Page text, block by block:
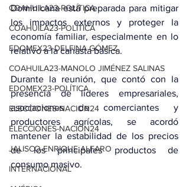
COAHUILA23-POLÍTICA
COAHUILA23-POLÍTICA
EDOMEX23-DELFINA GÓMEZ
COAHUILA23-MANOLO JIMÉNEZ SALINAS
EDOMEX23-POLÍTICA
ELECCIONES-NACION24
ELECCIONES-NACION24
JALISCO-ENRIQUE ALFARO
INTERNACIONAL
Dominicana está preparada para mitigar
los impactos externos y proteger la
economía familiar, especialmente en lo
relativo a la canasta básica.
Durante la reunión, que contó con la
presencia de líderes empresariales,
asociaciones de comerciantes y
productores agrícolas, se acordó
mantener la estabilidad de los precios
de los principales productos de
consumo masivo.